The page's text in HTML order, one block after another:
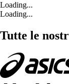
Loading...
Loading...
Tutte le